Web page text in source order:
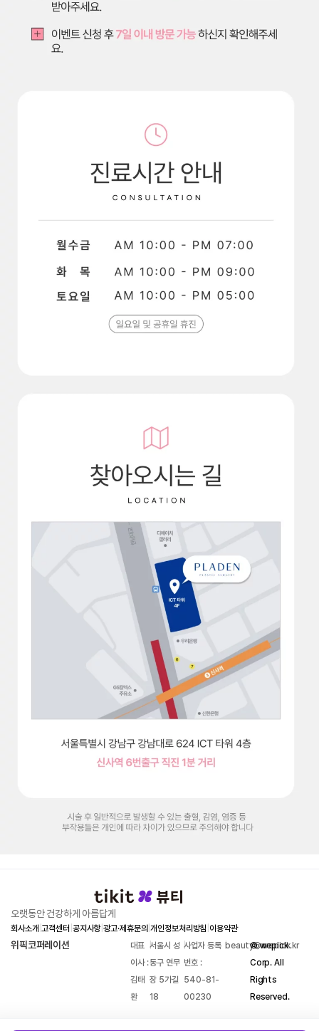
오랫동안 건강하게 아름답게
회사소개 고객센터 공지사항|광고·제휴문의|개인정보처리방침 이용약관
위픽코퍼레이션
대표
이사 :
김태
환
|서울시 성
동구 연무
장 5가길
18
|사업자 등록
번호 :
540-81-
00230
|beauty@wepick.kr
© wepick
Corp. All
Rights
Reserved.